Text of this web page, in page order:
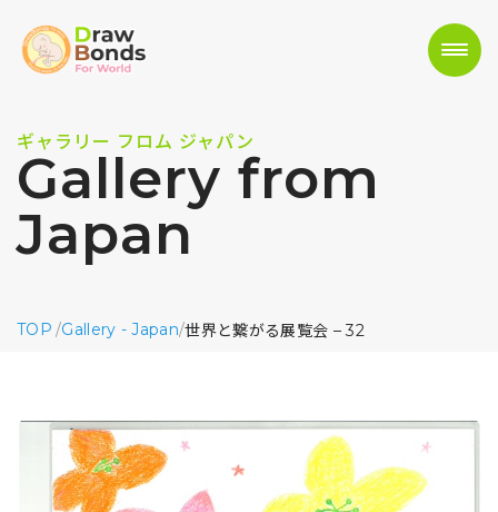
ギャラリー フロム ジャパン
Gallery from
Japan
TOP /Gallery - Japan/世界と繋がる展覧会 – 32